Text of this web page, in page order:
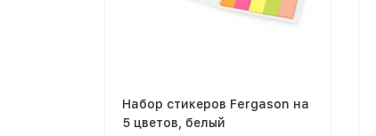
Набор стикеров Fergason на
5 цветов, белый